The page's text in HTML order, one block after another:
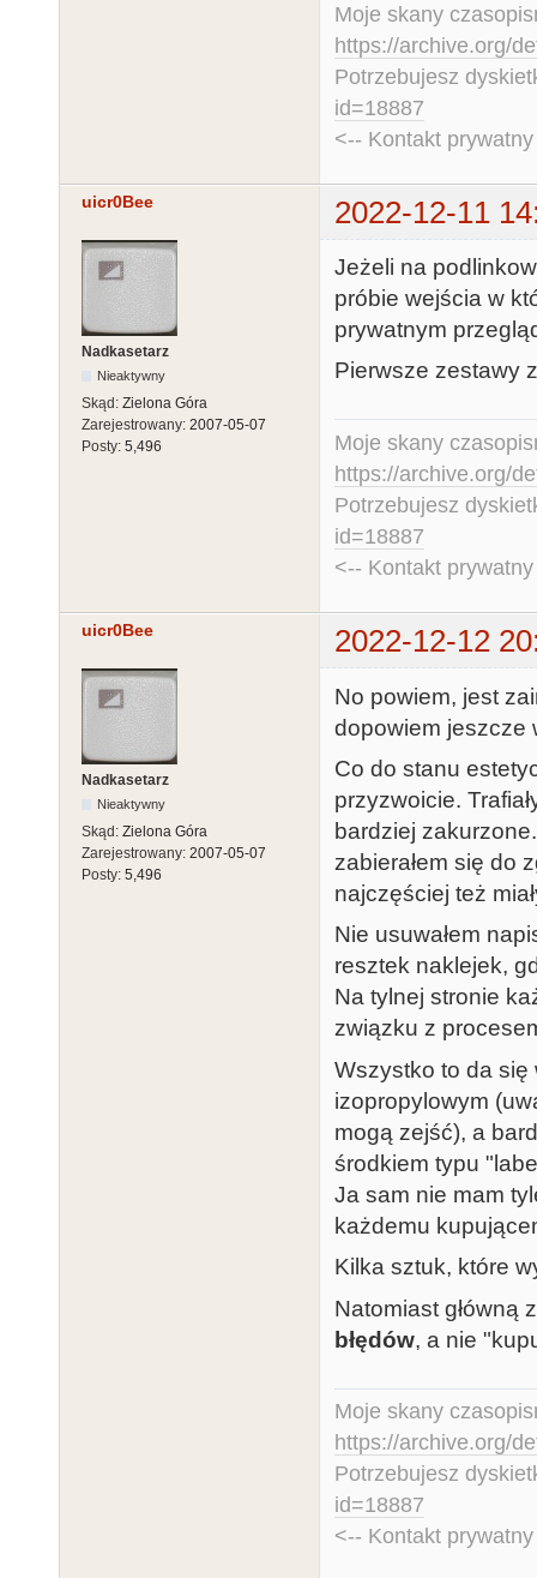
Moje skany
https://archive.org/
Potrzebujesz
id=18887
<-- Kontakt
uicr0Bee 2022-12-11
Nadkasetarz
Nieaktywny
Skąd: Zielona Góra
Zarejestrowany: 2007-05-07
Posty: 5,496
Jeżeli na
próbie wejścia w
prywatnym
Pierwsze zestawy
Moje skany
https://archive.org/
Potrzebujesz
id=18887
<-- Kontakt
uicr0Bee 2022-12-12
Nadkasetarz
Nieaktywny
Skąd: Zielona Góra
Zarejestrowany: 2007-05-07
Posty: 5,496
No powiem, jest
dopowiem jeszcze
Co do stanu
przyzwoicie.
bardziej
zabierałem się do
najczęściej też
Nie usuwałem
resztek naklejek,
Na tylnej stronie
związku z
Wszystko to da się
izopropylowym
mogą zejść), a
środkiem typu
Ja sam nie mam
każdemu
Kilka sztuk, które
Natomiast główną
błędów, a nie
Moje skany
https://archive.org/
Potrzebujesz
id=18887
<-- Kontakt